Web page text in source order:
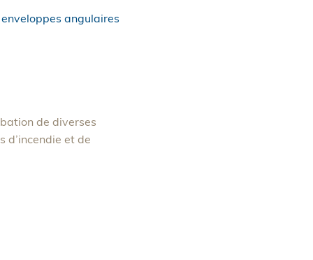
angulaires
de diverses
d’incendie et de